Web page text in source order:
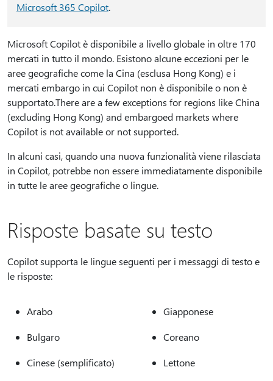
Microsoft 365 Copilot.
Microsoft Copilot è disponibile a livello globale in oltre 170
mercati in tutto il mondo. Esistono alcune eccezioni per le
aree geografiche come la Cina (esclusa Hong Kong) e i
mercati embargo in cui Copilot non è disponibile o non è
supportato.There are a few exceptions for regions like China
(excluding Hong Kong) and embargoed markets where
Copilot is not available or not supported.
In alcuni casi, quando una nuova funzionalità viene rilasciata
in Copilot, potrebbe non essere immediatamente disponibile
in tutte le aree geografiche o lingue.
Risposte basate su testo
Copilot supporta le lingue seguenti per i messaggi di testo e
le risposte:
Arabo
Bulgaro
Cinese (semplificato)
Giapponese
Coreano
Lettone